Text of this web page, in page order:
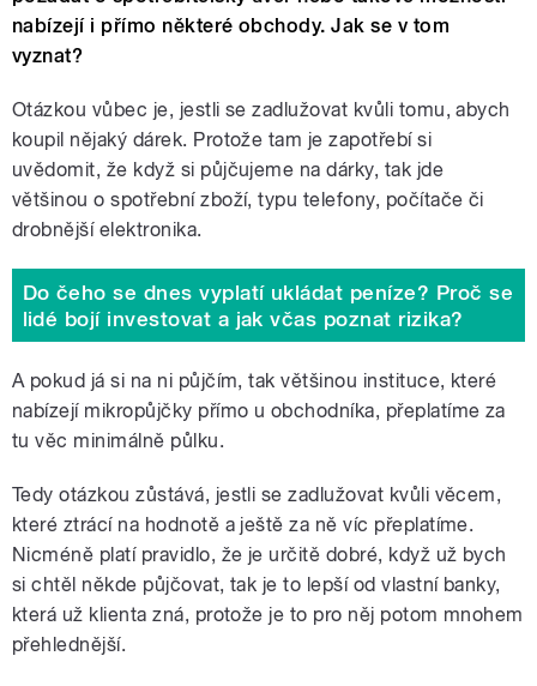
nabízejí i přímo některé obchody. Jak se v tom
vyznat?
Otázkou vůbec je, jestli se zadlužovat kvůli tomu, abych
koupil nějaký dárek. Protože tam je zapotřebí si
uvědomit, že když si půjčujeme na dárky, tak jde
většinou o spotřební zboží, typu telefony, počítače či
drobnější elektronika.
Do čeho se dnes vyplatí ukládat peníze? Proč se
lidé bojí investovat a jak včas poznat rizika?
A pokud já si na ni půjčím, tak většinou instituce, které
nabízejí mikropůjčky přímo u obchodníka, přeplatíme za
tu věc minimálně půlku.
Tedy otázkou zůstává, jestli se zadlužovat kvůli věcem,
které ztrácí na hodnotě a ještě za ně víc přeplatíme.
Nicméně platí pravidlo, že je určitě dobré, když už bych
si chtěl někde půjčovat, tak je to lepší od vlastní banky,
která už klienta zná, protože je to pro něj potom mnohem
přehlednější.